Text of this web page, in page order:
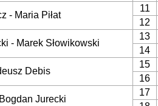
- Maria Piłat
11
12
- Marek Słowikowski
13
14
Debis
15
16
Jurecki
17